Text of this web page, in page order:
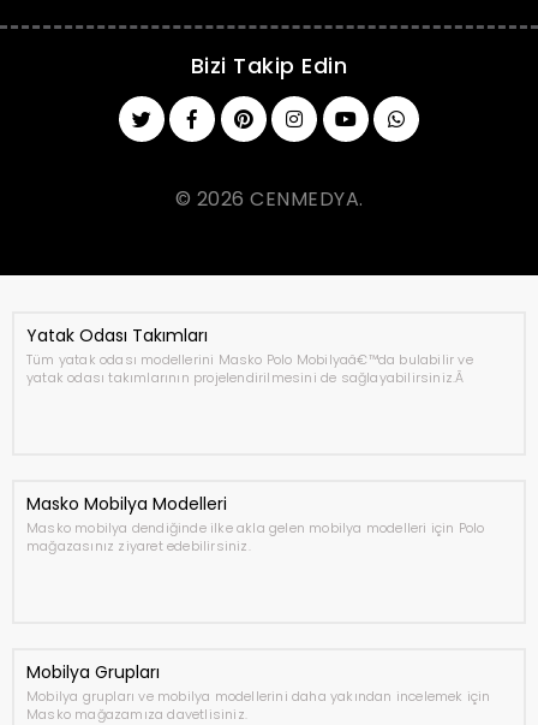
Bizi Takip Edin
© 2026 CENMEDYA.
Yatak Odası Takımları
Tüm yatak odası modellerini Masko Polo Mobilyaâ€™da bulabilir ve
yatak odası takımlarının projelendirilmesini de sağlayabilirsiniz.Â
Masko Mobilya Modelleri
Masko mobilya dendiğinde ilke akla gelen mobilya modelleri için Polo
mağazasınız ziyaret edebilirsiniz.
Mobilya Grupları
Mobilya grupları ve mobilya modellerini daha yakından incelemek için
Masko mağazamıza davetlisiniz.